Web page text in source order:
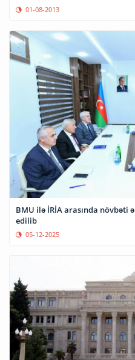
01-08-2013
BMU ilə İRİA arasında növbəti
edilib
05-12-2025